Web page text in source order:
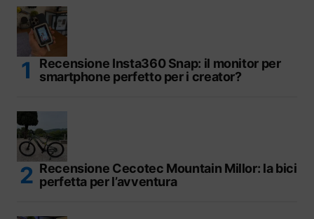
Recensione Insta360 Snap: il monitor per
smartphone perfetto per i creator?
Recensione Cecotec Mountain Millor: la bici
perfetta per l’avventura